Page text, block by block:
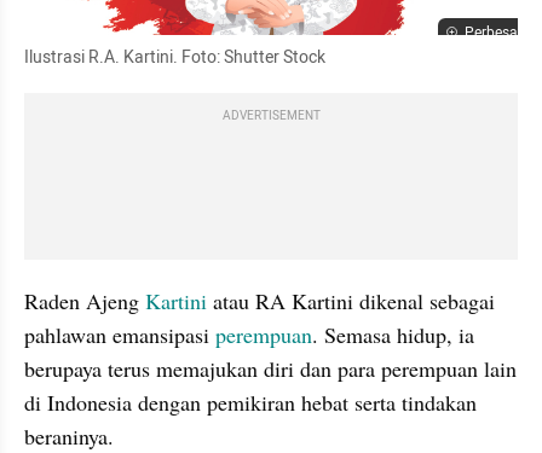
Perbesar
Ilustrasi R.A. Kartini. Foto: Shutter Stock
ADVERTISEMENT
Raden Ajeng Kartini atau RA Kartini dikenal sebagai
pahlawan emansipasi perempuan. Semasa hidup, ia
berupaya terus memajukan diri dan para perempuan lain
di Indonesia dengan pemikiran hebat serta tindakan
beraninya.